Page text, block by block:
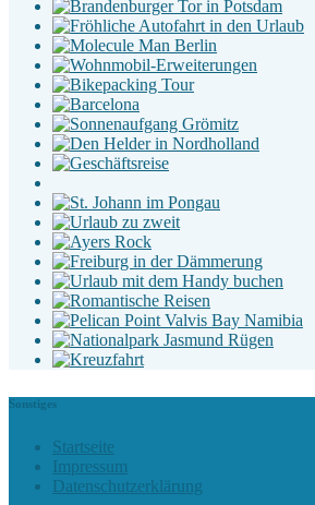
Sonstiges
Startseite
Impressum
Datenschutzerklärung